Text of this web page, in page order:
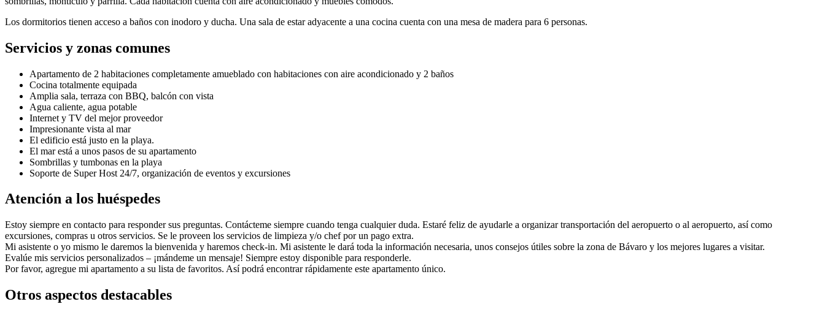
Los dormitorios tienen acceso a baños con inodoro y ducha. Una sala de estar adyacente a una cocina cuenta con una mesa de madera para 6 personas.
Servicios y zonas comunes
Apartamento de 2 habitaciones completamente amueblado con habitaciones con aire acondicionado y 2 baños
Cocina totalmente equipada
Amplia sala, terraza con BBQ, balcón con vista
Agua caliente, agua potable
Internet y TV del mejor proveedor
Impresionante vista al mar
El edificio está justo en la playa.
El mar está a unos pasos de su apartamento
Sombrillas y tumbonas en la playa
Soporte de Super Host 24/7, organización de eventos y excursiones
Atención a los huéspedes
Estoy siempre en contacto para responder sus preguntas. Contácteme siempre cuando tenga cualquier duda. Estaré feliz de ayudarle a organizar transportación del aeropuerto o al aeropuerto, así como
excursiones, compras u otros servicios. Se le proveen los servicios de limpieza y/o chef por un pago extra.
Mi asistente o yo mismo le daremos la bienvenida y haremos check-in. Mi asistente le dará toda la información necesaria, unos consejos útiles sobre la zona de Bávaro y los mejores lugares a visitar.
Evalúe mis servicios personalizados – ¡mándeme un mensaje! Siempre estoy disponible para responderle.
Por favor, agregue mi apartamento a su lista de favoritos. Así podrá encontrar rápidamente este apartamento único.
Otros aspectos destacables